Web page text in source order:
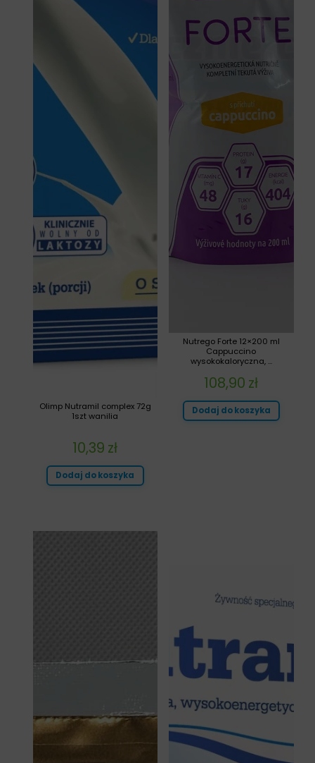
Nutrego Forte 12×200 ml
Cappuccino
wysokokaloryczna, ...
108,90 zł
Dodaj do koszyka
Olimp Nutramil complex 72g
1szt wanilia
10,39 zł
Dodaj do koszyka